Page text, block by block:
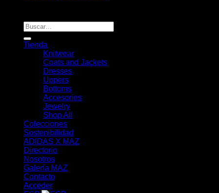
Buscar
por:
Tienda
Knitwear
Coats and Jackets
Dresses
Uppers
Bottoms
Accesories
Jewelry
Shop All
Colecciones
Sostenibilidad
ADIDAS X MAZ
Directorio
Nosotros
Galería MAZ
Contacto
Acceder